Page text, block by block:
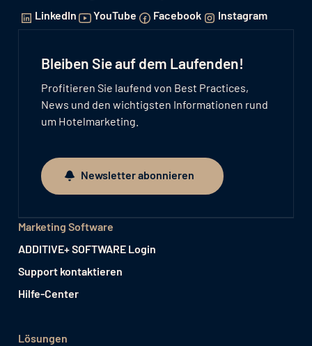
LinkedIn YouTube Facebook Instagram
Bleiben Sie auf dem Laufenden!
Profitieren Sie laufend von Best Practices,
News und den wichtigsten Informationen rund
um Hotelmarketing.
Newsletter abonnieren
Newsletter abonnieren
Marketing Software
ADDITIVE+ SOFTWARE Login
Support kontaktieren
Hilfe-Center
Lösungen